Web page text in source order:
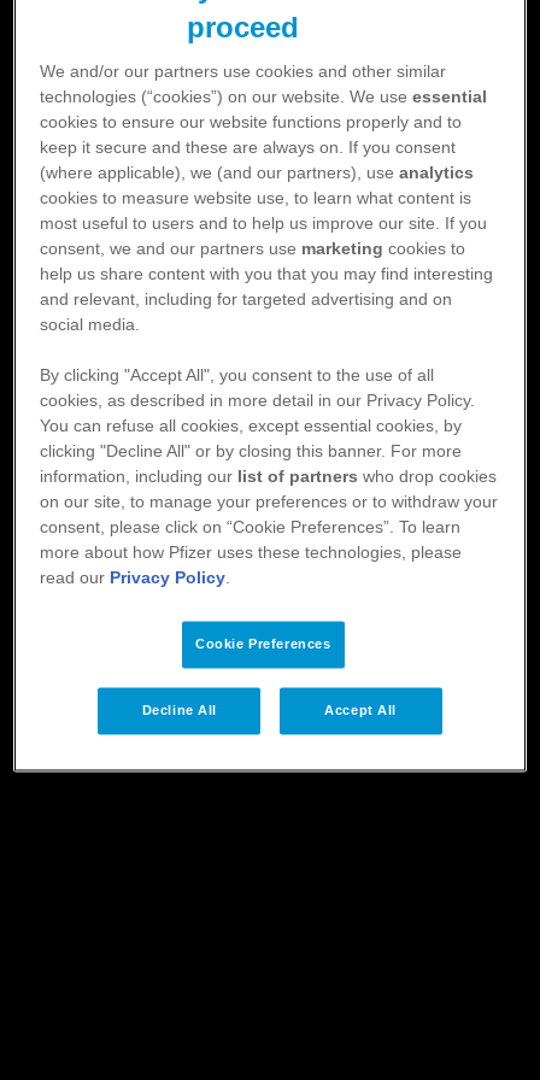
Så här går du tillväga för
en
ation:
Reklamation: om du behöver
direkt påwww.pfizer.se/kontakt
Biverkningsrapportering: för att
Myers Squibb på telefonnummer
finner påwww.pfizer.se
hjärtsvikt, utvidgat vänster förmak och paroxysmalt förmaksflimmer
hade lägre sannolikhet att återfå LVEF efter ablation i samband med
förmaksflimmer enligt studien.
Läs sammanfattning
Beräknad lästid: ca. 1 min. Texten är på engelska.
Referens: Bergotini et al. International Journal of Cardiology. juli 2022 doi:
10.1016/j.ijcard.2022.04.040
DATUMET ARTIKELN ÄR PUBLICERAD:
Publicerad 2023-10-17 - 13 minuter läsning
Real World Data och registerrandomiserade studier
proceed
We and/or our partners use cookies and other similar
technologies (“cookies”) on our website. We useessential
cookies to ensure our website functions properly and to
keep it secure and these are always on. If you consent
(where applicable), we (and our partners), useanalytics
cookies to measure website use, to learn what content is
most useful to users and to help us improve our site. If you
consent, we and our partners use marketing cookies to
help us share content with you that you may find interesting
and relevant, including for targeted advertising and on
social media.
By clicking "Accept All", you consent to the use of all
cookies, as described in more detail in our Privacy Policy.
You can refuse all cookies, except essential cookies, by
clicking "Decline All" or by closing this banner. For more
information, including our list of partners who drop cookies
on our site, to manage your preferences or to withdraw your
consent, please click on “Cookie Preferences”. To learn
more about how Pfizer uses these technologies, please
read our Privacy Policy.
Cookie Preferences
Decline All Accept All